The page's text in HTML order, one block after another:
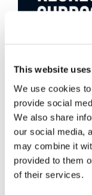
This website
We use cookies
provide social
We also share
our social media,
may combine it
provided to them
of their services.